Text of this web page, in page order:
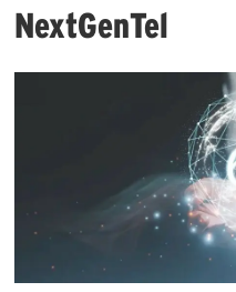
NextGenTel